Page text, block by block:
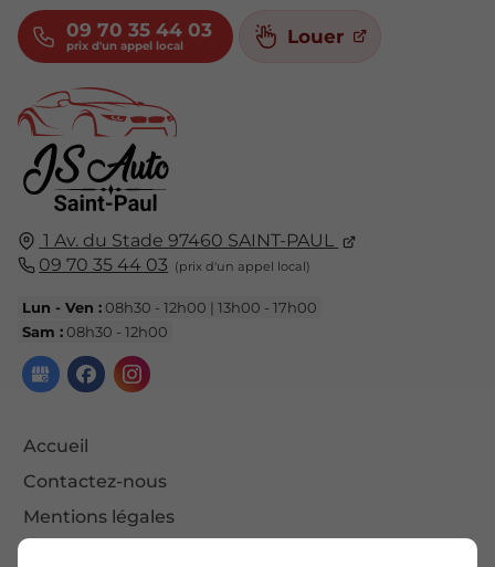
1 Av. du Stade 97460 SAINT-PAUL
09 70 35 44 03
Lun - Ven : 08h30 - 12h00 | 13h00 - 17h00
Sam : 08h30 - 12h00
Accueil
Contactez-nous
Mentions légales
09 70 35 44 03 Louer